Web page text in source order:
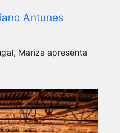
Antunes
Mariza apresenta